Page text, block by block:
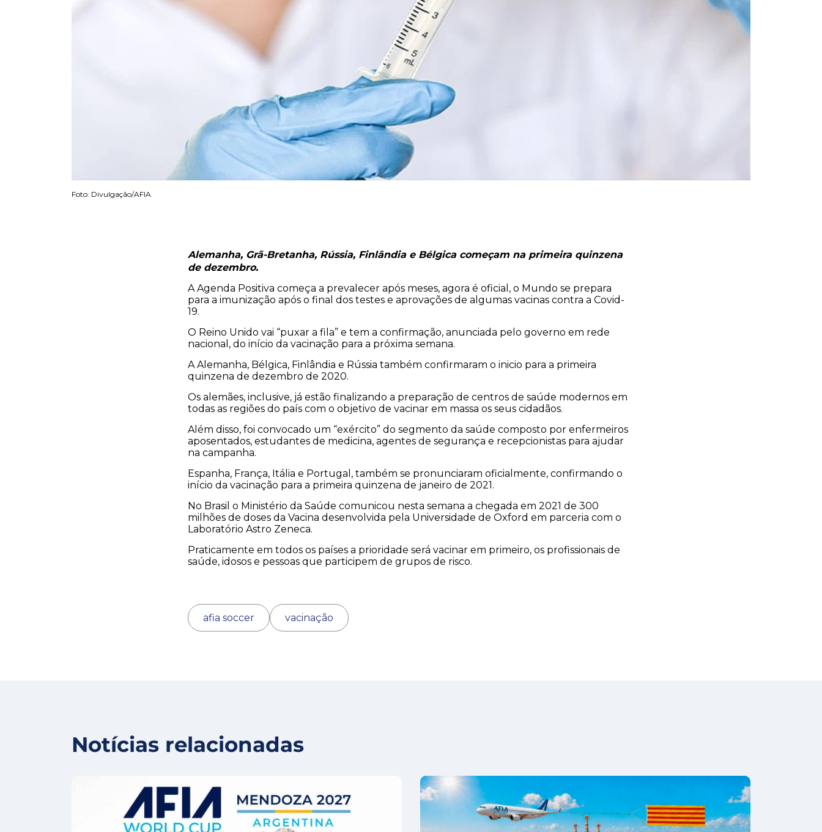
Foto: Divulgação/AFIA
Alemanha, Grã-Bretanha, Rússia, Finlândia e Bélgica começam na primeira quinzena
de dezembro.
A Agenda Positiva começa a prevalecer após meses, agora é oficial, o Mundo se prepara
para a imunização após o final dos testes e aprovações de algumas vacinas contra a Covid-
19.
O Reino Unido vai “puxar a fila” e tem a confirmação, anunciada pelo governo em rede
nacional, do início da vacinação para a próxima semana.
A Alemanha, Bélgica, Finlândia e Rússia também confirmaram o inicio para a primeira
quinzena de dezembro de 2020.
Os alemães, inclusive, já estão finalizando a preparação de centros de saúde modernos em
todas as regiões do país com o objetivo de vacinar em massa os seus cidadãos.
Além disso, foi convocado um “exército” do segmento da saúde composto por enfermeiros
aposentados, estudantes de medicina, agentes de segurança e recepcionistas para ajudar
na campanha.
Espanha, França, Itália e Portugal, também se pronunciaram oficialmente, confirmando o
início da vacinação para a primeira quinzena de janeiro de 2021.
No Brasil o Ministério da Saúde comunicou nesta semana a chegada em 2021 de 300
milhões de doses da Vacina desenvolvida pela Universidade de Oxford em parceria com o
Laboratório Astro Zeneca.
Praticamente em todos os países a prioridade será vacinar em primeiro, os profissionais de
saúde, idosos e pessoas que participem de grupos de risco.
afia soccer vacinação
Notícias relacionadas